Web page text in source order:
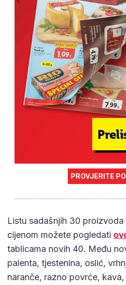
PROVJERITE
Listu sadašnjih 30 proizvoda
cijenom možete pogledati
tablicama novih 40. Među
palenta, tjestenina, oslić,
naranče, razno povrće,